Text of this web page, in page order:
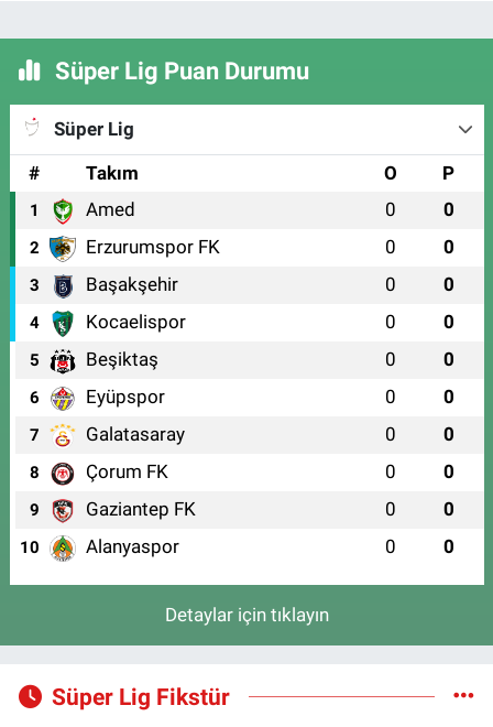
Süper Lig Puan Durumu
Süper Lig
#
Takım O P
1 Amed 0 0
2 Erzurumspor FK 0 0
3 Başakşehir 0 0
4 Kocaelispor 0 0
5 Beşiktaş 0 0
6 Eyüpspor 0 0
7 Galatasaray 0 0
8 Çorum FK 0 0
9 Gaziantep FK 0 0
10 Alanyaspor 0 0
Detaylar için tıklayın
Süper Lig Fikstür